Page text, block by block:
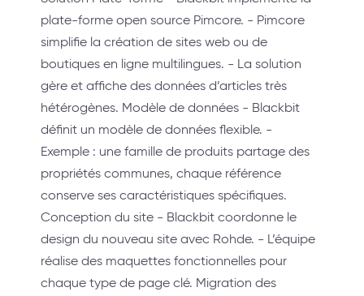
plate-forme open source Pimcore. - Pimcore
simplifie la création de sites web ou de
boutiques en ligne multilingues. - La solution
gère et affiche des données d’articles très
hétérogènes. Modèle de données - Blackbit
définit un modèle de données flexible. -
Exemple : une famille de produits partage des
propriétés communes, chaque référence
conserve ses caractéristiques spécifiques.
Conception du site - Blackbit coordonne le
design du nouveau site avec Rohde. - L’équipe
réalise des maquettes fonctionnelles pour
chaque type de page clé. Migration des